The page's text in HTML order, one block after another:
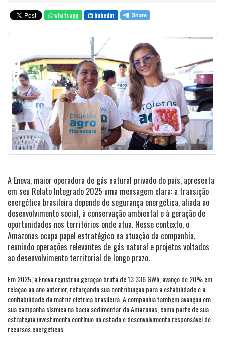
whatsapp linkedin
A Eneva, maior operadora de gás natural privado do país, apresenta
em seu Relato Integrado 2025 uma mensagem clara: a transição
energética brasileira depende de segurança energética, aliada ao
desenvolvimento social, à conservação ambiental e à geração de
oportunidades nos territórios onde atua. Nesse contexto, o
Amazonas ocupa papel estratégico na atuação da companhia,
reunindo operações relevantes de gás natural e projetos voltados
ao desenvolvimento territorial de longo prazo.
Em 2025, a Eneva registrou geração bruta de 13.336 GWh, avanço de 20% em
relação ao ano anterior, reforçando sua contribuição para a estabilidade e a
confiabilidade da matriz elétrica brasileira. A companhia também avançou em
sua campanha sísmica na bacia sedimentar do Amazonas, como parte de sua
estratégia investimento contínuo no estado e desenvolvimento responsável de
recursos energéticos.